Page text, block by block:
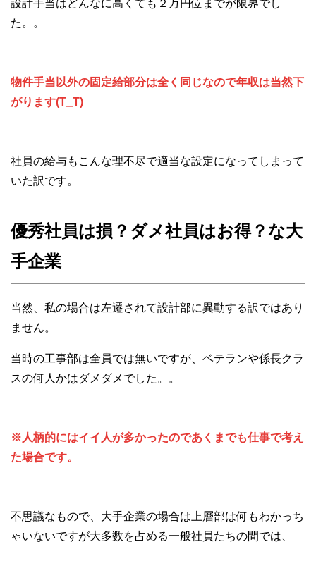
設計手当はどんなに高くても２万円位までが限界でし
た。。
物件手当以外の固定給部分は全く同じなので年収は当然下
がります(T_T)
社員の給与もこんな理不尽で適当な設定になってしまって
いた訳です。
優秀社員は損？ダメ社員はお得？な大
手企業
当然、私の場合は左遷されて設計部に異動する訳ではあり
ません。
当時の工事部は全員では無いですが、ベテランや係長クラ
スの何人かはダメダメでした。。
※人柄的にはイイ人が多かったのであくまでも仕事で考え
た場合です。
不思議なもので、大手企業の場合は上層部は何もわかっち
ゃいないですが大多数を占める一般社員たちの間では、